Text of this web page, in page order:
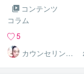
コンテンツ
コラム
5
カウンセリング
ルームふりぃう
ぃる